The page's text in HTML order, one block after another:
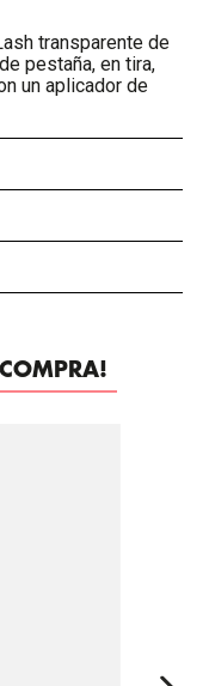
transparente de
pestaña, en tira,
un aplicador de